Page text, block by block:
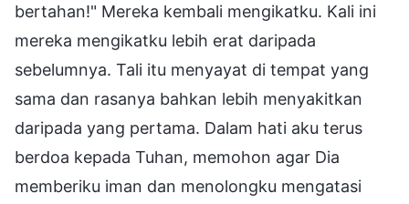
bertahan!" Mereka kembali mengikatku. Kali ini
mereka mengikatku lebih erat daripada
sebelumnya. Tali itu menyayat di tempat yang
sama dan rasanya bahkan lebih menyakitkan
daripada yang pertama. Dalam hati aku terus
berdoa kepada Tuhan, memohon agar Dia
memberiku iman dan menolongku mengatasi